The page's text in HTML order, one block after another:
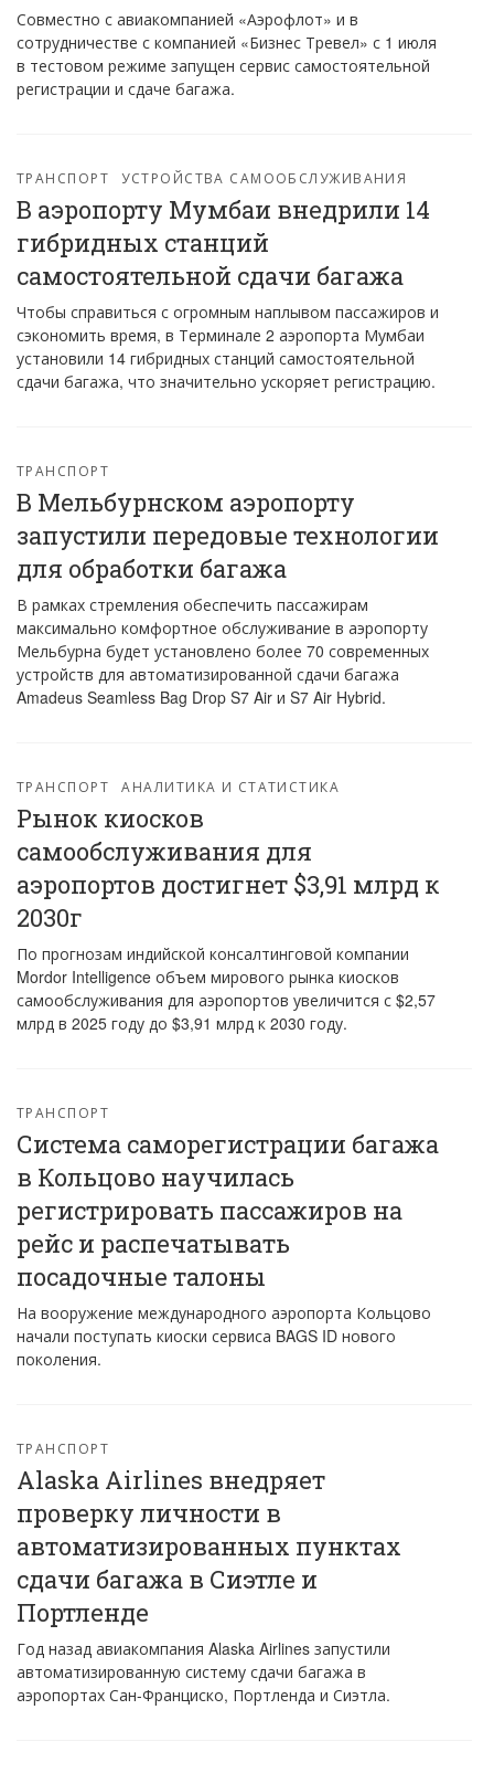
Совместно с авиакомпанией «Аэрофлот» и в
сотрудничестве с компанией «Бизнес Тревел» с 1 июля
в тестовом режиме запущен сервис самостоятельной
регистрации и сдаче багажа.
ТРАНСПОРТ УСТРОЙСТВА САМООБСЛУЖИВАНИЯ
В аэропорту Мумбаи внедрили 14
гибридных станций
самостоятельной сдачи багажа
Чтобы справиться с огромным наплывом пассажиров и
сэкономить время, в Терминале 2 аэропорта Мумбаи
установили 14 гибридных станций самостоятельной
сдачи багажа, что значительно ускоряет регистрацию.
ТРАНСПОРТ
В Мельбурнском аэропорту
запустили передовые технологии
для обработки багажа
В рамках стремления обеспечить пассажирам
максимально комфортное обслуживание в аэропорту
Мельбурна будет установлено более 70 современных
устройств для автоматизированной сдачи багажа
Amadeus Seamless Bag Drop S7 Air и S7 Air Hybrid.
ТРАНСПОРТ АНАЛИТИКА И СТАТИСТИКА
Рынок киосков
самообслуживания для
аэропортов достигнет $3,91 млрд к
2030г
По прогнозам индийской консалтинговой компании
Mordor Intelligence объем мирового рынка киосков
самообслуживания для аэропортов увеличится с $2,57
млрд в 2025 году до $3,91 млрд к 2030 году.
ТРАНСПОРТ
Система саморегистрации багажа
в Кольцово научилась
регистрировать пассажиров на
рейс и распечатывать
посадочные талоны
На вооружение международного аэропорта Кольцово
начали поступать киоски сервиса BAGS ID нового
поколения.
ТРАНСПОРТ
Alaska Airlines внедряет
проверку личности в
автоматизированных пунктах
сдачи багажа в Сиэтле и
Портленде
Год назад авиакомпания Alaska Airlines запустили
автоматизированную систему сдачи багажа в
аэропортах Сан-Франциско, Портленда и Сиэтла.